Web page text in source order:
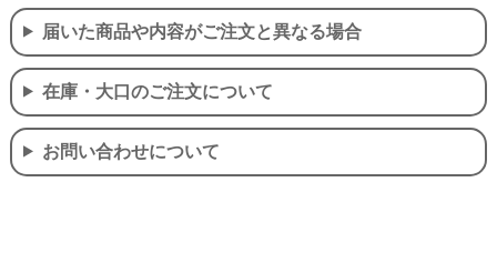
届いた商品や内容がご注文と異なる場合
在庫・大口のご注文について
お問い合わせについて